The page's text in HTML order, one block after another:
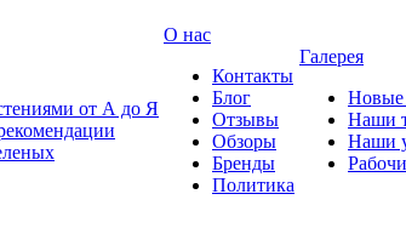
от А до Я
О нас
Контакты
Блог
Отзывы
Обзоры
Бренды
Политика
Галерея
Новые
Наши
Наши